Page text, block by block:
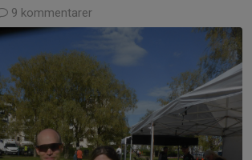
9 kommentarer